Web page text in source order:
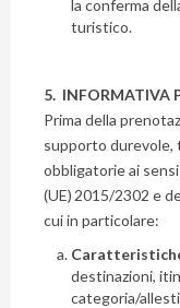
la conferma
turistico.
5. INFORMATIVA
Prima della
supporto
obbligatorie ai sensi
(UE) 2015/2302 e
cui in particolare:
destinazioni,
categoria/